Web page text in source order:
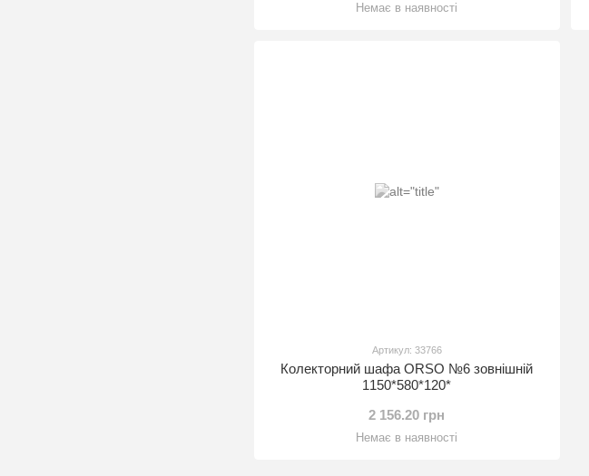
Немає в наявності
Артикул: 33766
Колекторний шафа ORSO №6 зовнішній
1150*580*120*
2 156.20 грн
Немає в наявності